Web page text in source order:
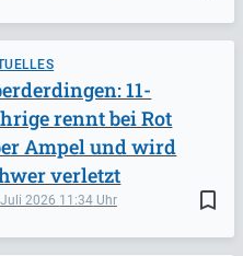
bookmark_border
2026 11:34
11-
rennt bei Rot
Ampel und wird
verletzt